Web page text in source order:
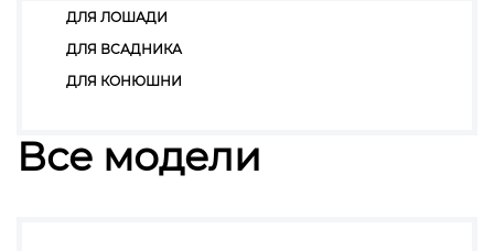
ДЛЯ ЛОШАДИ
ДЛЯ ВСАДНИКА
ДЛЯ КОНЮШНИ
Все модели